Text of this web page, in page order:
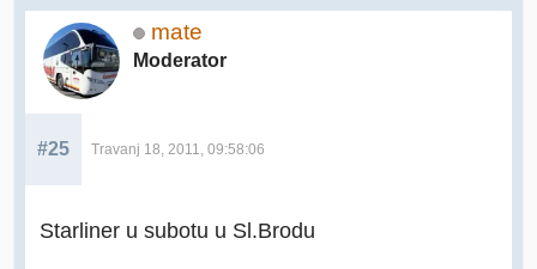
mate
Moderator
#25 Travanj 18, 2011, 09:58:06
Starliner u subotu u Sl.Brodu